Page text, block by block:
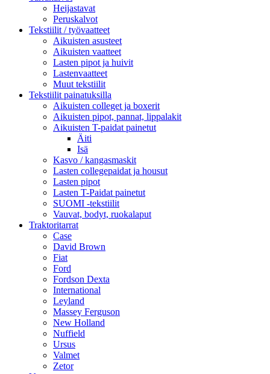
Heijastavat
Peruskalvot
Tekstiilit / työvaatteet
Aikuisten asusteet
Aikuisten vaatteet
Lasten pipot ja huivit
Lastenvaatteet
Muut tekstiilit
Tekstiilit painatuksilla
Aikuisten colleget ja boxerit
Aikuisten pipot, pannat, lippalakit
Aikuisten T-paidat painetut
Äiti
Isä
Kasvo / kangasmaskit
Lasten collegepaidat ja housut
Lasten pipot
Lasten T-Paidat painetut
SUOMI -tekstiilit
Vauvat, bodyt, ruokalaput
Traktoritarrat
Case
David Brown
Fiat
Ford
Fordson Dexta
International
Leyland
Massey Ferguson
New Holland
Nuffield
Ursus
Valmet
Zetor